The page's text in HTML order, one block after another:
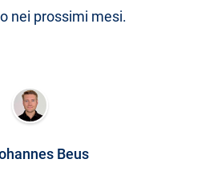
nei prossimi mesi.
Beus